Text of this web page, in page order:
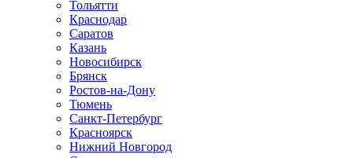
Тольятти
Краснодар
Саратов
Казань
Новосибирск
Брянск
Ростов-на-Дону
Тюмень
Санкт-Петербург
Красноярск
Нижний Новгород